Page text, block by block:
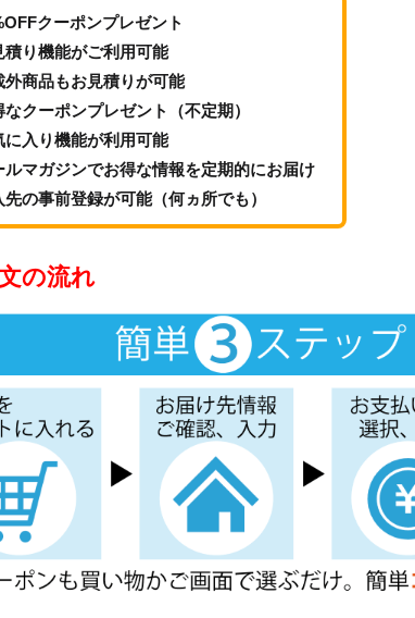
クーポンプレゼント
積り機能がご利用可能
外商品もお見積りが可能
なクーポンプレゼント（不定期）
に入り機能が利用可能
ルマガジンでお得な情報を定期的にお届け
先の事前登録が可能（何ヵ所でも）
の流れ